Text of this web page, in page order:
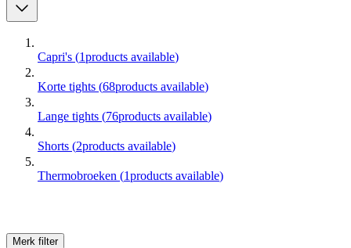
Capri's (1products available)
Korte tights (68products available)
Lange tights (76products available)
Shorts (2products available)
Thermobroeken (1products available)
Merk filter